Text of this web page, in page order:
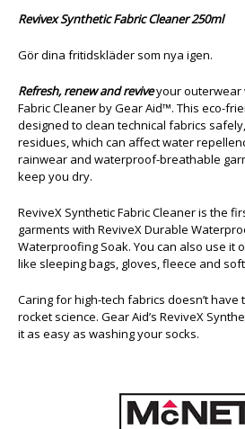
Revivex Synthetic Fabric Cleaner 250ml
Gör dina fritidskläder som nya igen.
Refresh, renew and reviveyour outerwear
Fabric Cleaner by Gear Aid™. This eco-
designed to clean technical fabrics
residues, which can affect water
rainwear and waterproof-breathable
keep you dry.
ReviveX Synthetic Fabric Cleaner is the
garments with ReviveX Durable
Waterproofing Soak. You can also use it
like sleeping bags, gloves, fleece and
Caring for high-tech fabrics doesn’t have
rocket science. Gear Aid’s ReviveX
it as easy as washing your socks.